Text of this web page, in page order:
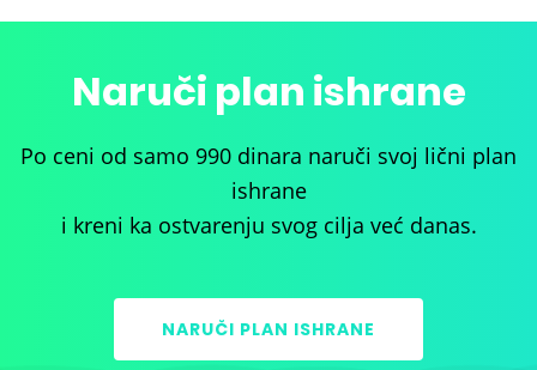
Naruči plan ishrane
Po ceni od samo 990 dinara naruči svoj lični plan
ishrane
i kreni ka ostvarenju svog cilja već danas.
NARUČI PLAN ISHRANE